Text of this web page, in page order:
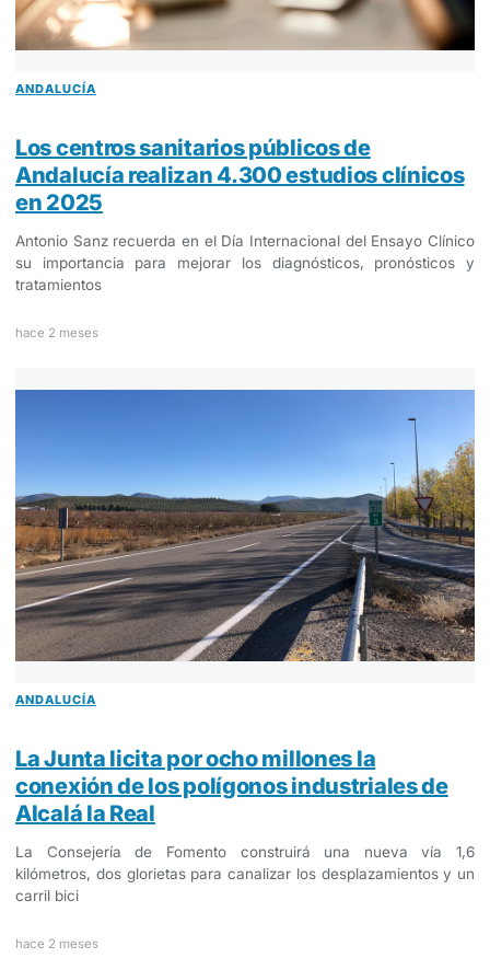
ANDALUCÍA
Los centros sanitarios públicos de
Andalucía realizan 4.300 estudios clínicos
en 2025
Antonio Sanz recuerda en el Día Internacional del Ensayo Clínico
su importancia para mejorar los diagnósticos, pronósticos y
tratamientos
hace 2 meses
ANDALUCÍA
La Junta licita por ocho millones la
conexión de los polígonos industriales de
Alcalá la Real
La Consejería de Fomento construirá una nueva vía 1,6
kilómetros, dos glorietas para canalizar los desplazamientos y un
carril bici
hace 2 meses